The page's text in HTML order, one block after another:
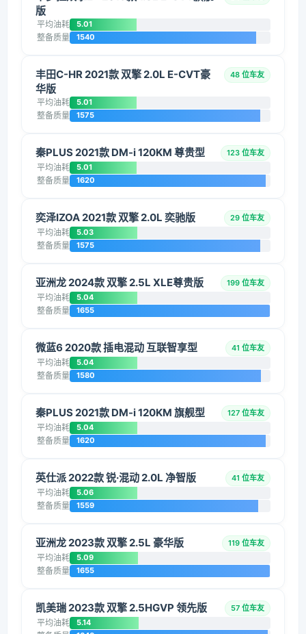
版
平均油耗 5.01
整备质量 1540
丰田C-HR 2021款 双擎 2.0L E-CVT豪
华版
48 位车友
平均油耗 5.01
整备质量 1575
秦PLUS 2021款 DM-i 120KM 尊贵型 123 位车友
平均油耗 5.01
整备质量 1620
奕泽IZOA 2021款 双擎 2.0L 奕驰版 29 位车友
平均油耗 5.03
整备质量 1575
亚洲龙 2024款 双擎 2.5L XLE尊贵版 199 位车友
平均油耗 5.04
整备质量 1655
微蓝6 2020款 插电混动 互联智享型 41 位车友
平均油耗 5.04
整备质量 1580
秦PLUS 2021款 DM-i 120KM 旗舰型 127 位车友
平均油耗 5.04
整备质量 1620
英仕派 2022款 锐·混动 2.0L 净智版 41 位车友
平均油耗 5.06
整备质量 1559
亚洲龙 2023款 双擎 2.5L 豪华版 119 位车友
平均油耗 5.09
整备质量 1655
凯美瑞 2023款 双擎 2.5HGVP 领先版 57 位车友
平均油耗 5.14